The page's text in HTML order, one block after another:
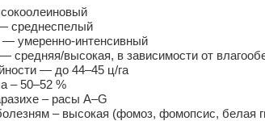
среднеспелый
— умеренно-интенсивный
средняя/высокая, в зависимости от
— до 44–45 ц/га
– 50–52 %
– расы A–G
– высокая (фомоз, фомопсис, белая